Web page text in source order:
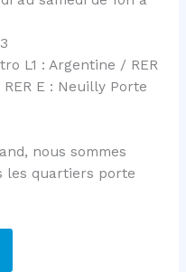
L1 : Argentine / RER
E : Neuilly Porte
nous sommes
les quartiers porte